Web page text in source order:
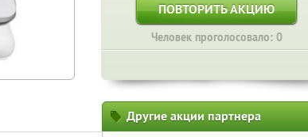
ПОВТОРИТЬ АКЦИЮ
Человек проголосовало: 0
Другие акции партнера